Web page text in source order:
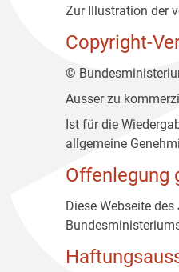
Zur Illustration der
Copyright-
©
Ausser zu
Ist für die
allgemeine
Offenlegung
Diese Webseite